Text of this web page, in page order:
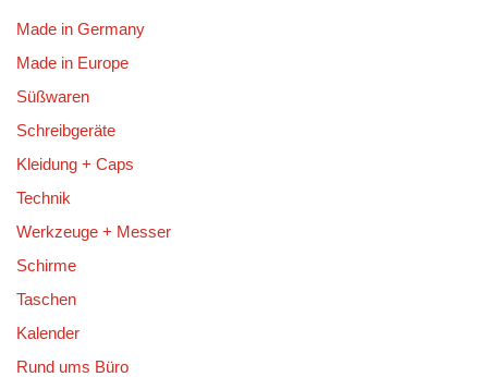
Made in Germany
Made in Europe
Süßwaren
Schreibgeräte
Kleidung + Caps
Technik
Werkzeuge + Messer
Schirme
Taschen
Kalender
Rund ums Büro